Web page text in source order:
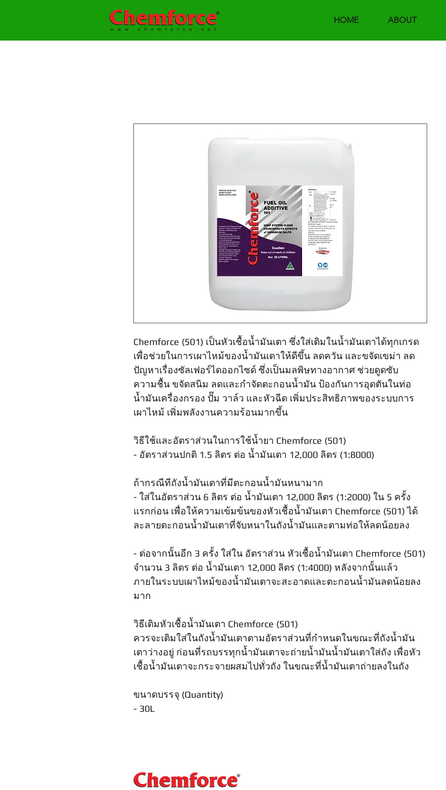
HOME ABOUT
Chemforce (501) เป็นหัวเชื้อน้ำมันเตา ซึ่งใส่เติมในน้ำมันเตาได้ทุกเกรด
เพื่อช่วยในการเผาไหม้ของน้ำมันเตาให้ดีขึ้น ลดควัน และขจัดเขม่า ลด
ปัญหาเรื่องซัลเฟอร์ไดออกไซด์ ซึ่งเป็นมลพิษทางอากาศ ช่วยดูดซับ
ความชื้น ขจัดสนิม ลดและกำจัดตะกอนน้ำมัน ป้องกันการอุดตันในท่อ
น้ำมันเครื่องกรอง ปั๊ม วาล์ว และหัวฉีด เพิ่มประสิทธิภาพของระบบการ
เผาไหม้ เพิ่มพลังงานความร้อนมากขึ้น
วิธีใช้และอัตราส่วนในการใช้น้ำยา Chemforce (501)
- อัตราส่วนปกติ 1.5 ลิตร ต่อ น้ำมันเตา 12,000 ลิตร (1:8000)
ถ้ากรณีทีถังน้ำมันเตาที่มีตะกอนน้ำมันหนามาก
- ใส่ในอัตราส่วน 6 ลิตร ต่อ น้ำมันเตา 12,000 ลิตร (1:2000) ใน 5 ครั้ง
แรกก่อน เพื่อให้ความเข้มข้นของหัวเชื้อน้ำมันเตา Chemforce (501) ได้
ละลายตะกอนน้ำมันเตาที่จับหนาในถังน้ำมันและตามท่อให้ลดน้อยลง
- ต่อจากนั้นอีก 3 ครั้ง ใส่ใน อัตราส่วน หัวเชื้อน้ำมันเตา Chemforce (501)
จำนวน 3 ลิตร ต่อ น้ำมันเตา 12,000 ลิตร (1:4000) หลังจากนั้นแล้ว
ภายในระบบเผาไหม้ของน้ำมันเตาจะสะอาดและตะกอนน้ำมันลดน้อยลง
มาก
วิธีเติมหัวเชื้อน้ำมันเตา Chemforce (501)
ควรจะเติมใส่ในถังน้ำมันเตาตามอัตราส่วนที่กำหนดในขณะที่ถังน้ำมัน
เตาว่างอยู่ ก่อนที่รถบรรทุกน้ำมันเตาจะถ่ายน้ำมันน้ำมันเตาใส่ถัง เพื่อหัว
เชื้อน้ำมันเตาจะกระจายผสมไปทั่วถัง ในขณะที่น้ำมันเตาถ่ายลงในถัง
ขนาดบรรจุ (Quantity)
- 30L